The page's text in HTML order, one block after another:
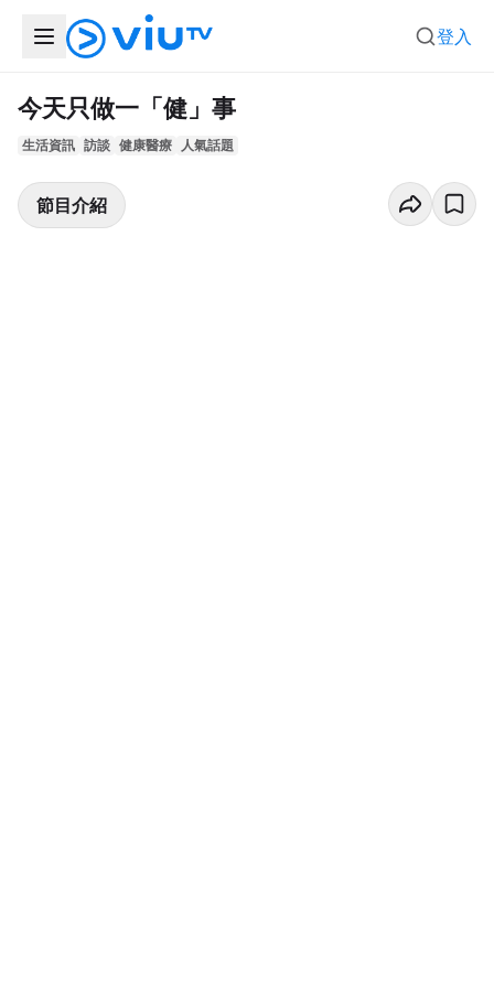
登入
今天只做一「健」事
生活資訊 訪談 健康醫療 人氣話題
節目介紹